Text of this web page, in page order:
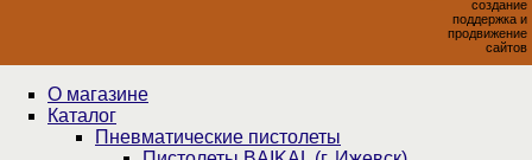
создание
поддержка и
продвижение
сайтов
О магазине
Каталог
Пнев­ма­ти­чес­кие пистолеты